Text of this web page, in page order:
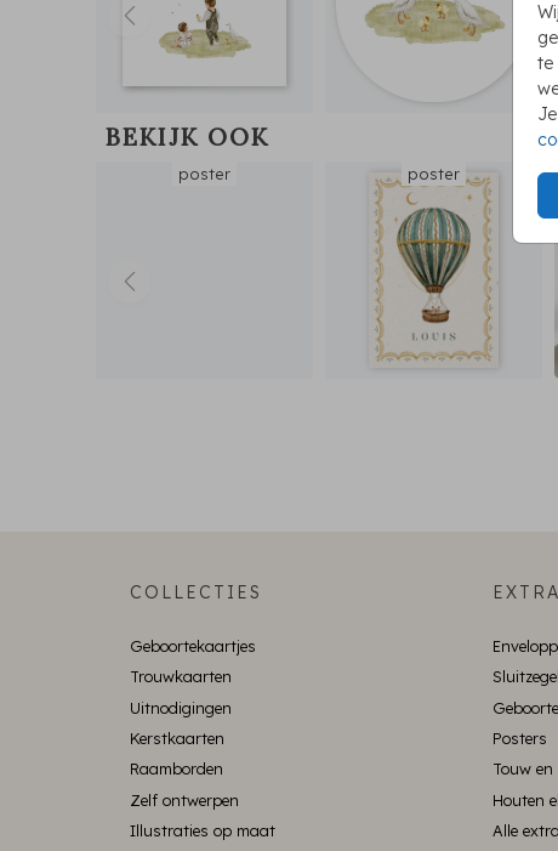
te
BEKIJK OOK
poster poster
COLLECTIES
Geboortekaartjes
Trouwkaarten
Uitnodigingen
Kerstkaarten
Raamborden
Zelf ontwerpen
Illustraties op maat
Posters
Touw
Houten
Alle